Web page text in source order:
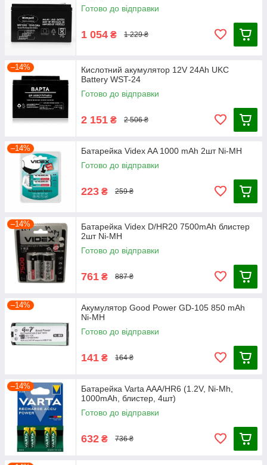
Готово до відправки
1 054 ₴ 1 229 ₴
–14%
Кислотний акумулятор 12V 24Ah UKC
Battery WST-24
Готово до відправки
2 151 ₴ 2 506 ₴
–14%
Батарейка Videx AA 1000 mAh 2шт Ni-MH
Готово до відправки
223 ₴ 259 ₴
–14%
Батарейка Videx D/HR20 7500mAh блистер
2шт Ni-MH
Готово до відправки
761 ₴ 887 ₴
–14%
Акумулятор Good Power GD-105 850 mAh
Ni-MH
Готово до відправки
141 ₴ 164 ₴
–14%
Батарейка Varta AAA/HR6 (1.2V, Ni-Mh,
1000mAh, блистер, 4шт)
Готово до відправки
632 ₴ 736 ₴